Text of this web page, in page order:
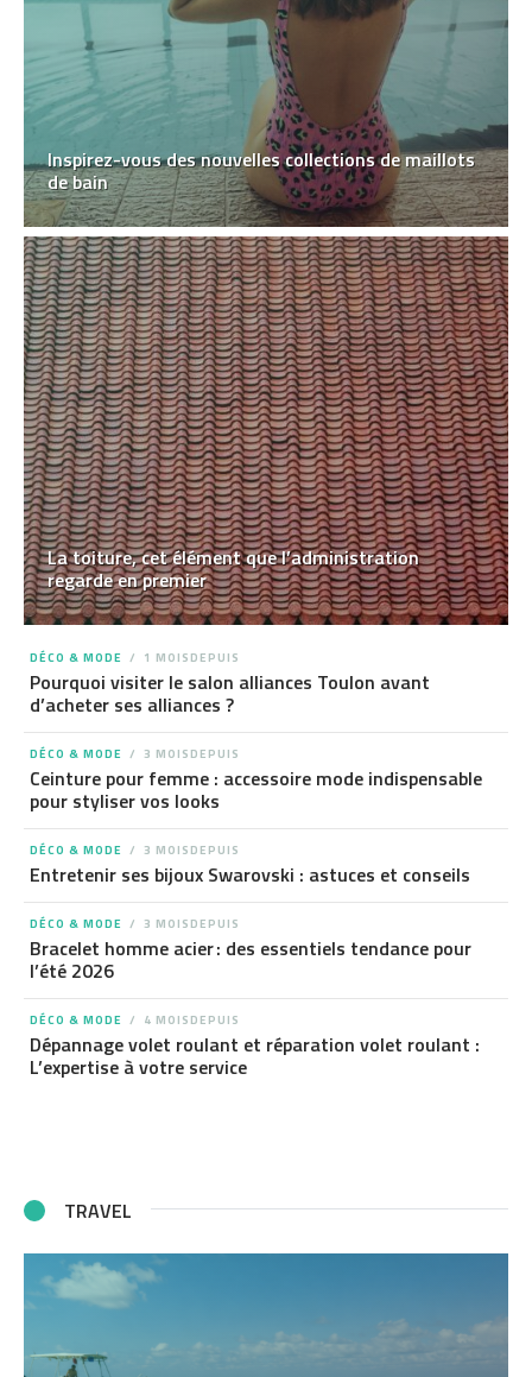
Inspirez-vous des nouvelles collections de maillots
de bain
La toiture, cet élément que l’administration
regarde en premier
DÉCO & MODE 1 MOISDEPUIS
Pourquoi visiter le salon alliances Toulon avant
d’acheter ses alliances ?
DÉCO & MODE 3 MOISDEPUIS
Ceinture pour femme : accessoire mode indispensable
pour styliser vos looks
DÉCO & MODE 3 MOISDEPUIS
Entretenir ses bijoux Swarovski : astuces et conseils
DÉCO & MODE 3 MOISDEPUIS
Bracelet homme acier : des essentiels tendance pour
l’été 2026
DÉCO & MODE 4 MOISDEPUIS
Dépannage volet roulant et réparation volet roulant :
L’expertise à votre service
TRAVEL